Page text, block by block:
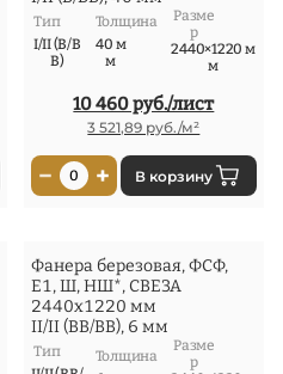
Тип
I/II (В/В
В)
Толщина
40 м
м
Разме
р
2440×1220 м
м
10 460 руб./лист
3 521,89 руб./м²
− 0 + В корзину
Фанера березовая, ФСФ,
Е1, Ш, НШ*, СВЕЗА
2440x1220 мм
II/II (ВВ/ВВ), 6 мм
Тип
Толщина
Разме
р